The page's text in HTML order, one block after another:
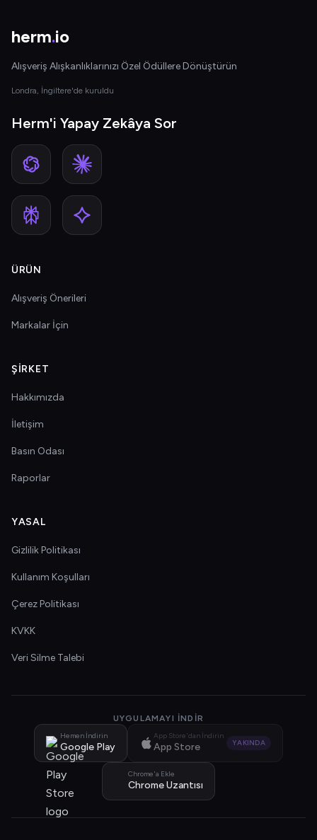
herm.io
Alışveriş Alışkanlıklarınızı Özel Ödüllere Dönüştürün
Londra, İngiltere'de kuruldu
Herm'i Yapay Zekâya Sor
ÜRÜN
Alışveriş Önerileri
Markalar İçin
ŞIRKET
Hakkımızda
İletişim
Basın Odası
Raporlar
YASAL
Gizlilik Politikası
Kullanım Koşulları
Çerez Politikası
KVKK
Veri Silme Talebi
UYGULAMAYI İNDIR
Hemen İndirin
Google Play
App Store'dan İndirin
App Store YAKINDA
Chrome'a Ekle
Chrome Uzantısı